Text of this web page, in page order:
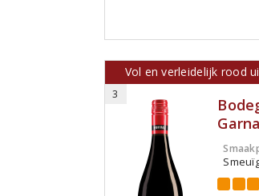
Vol en verleidelijk rood
3